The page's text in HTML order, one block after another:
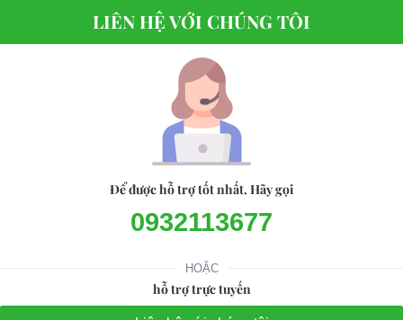
10.Xe ô tô địa hình chở hàng.
14.Xe chở khách du lịch động cơ xăng.
16.Xe điện chở thùng rác.
LIÊN HỆ VỚI CHÚNG TÔI
Để được hỗ trợ tốt nhất. Hãy gọi
0932113677
HOẶC
hỗ trợ trực tuyến